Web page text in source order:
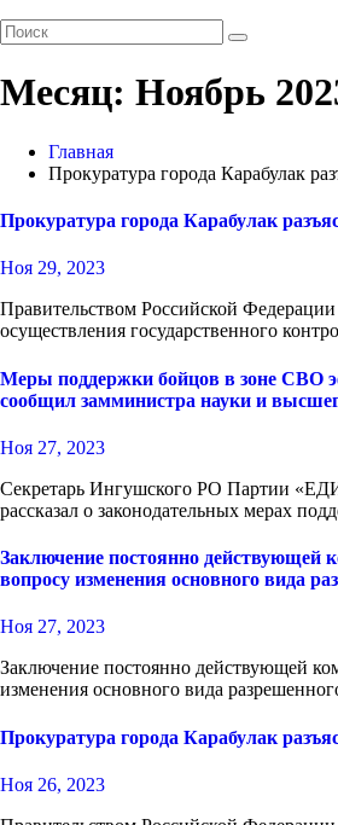
Месяц: Ноябрь
Главная
Прокуратура города Карабулак
Прокуратура города Карабулак
Ноя 29, 2023
Правительством Российской
осуществления государственного
Меры поддержки бойцов в зоне СВО
сообщил замминистра науки и
Ноя 27, 2023
Секретарь Ингушского РО Партии
рассказал о законодательных мерах
Заключение постоянно действующей
вопросу изменения основного вида
Ноя 27, 2023
Заключение постоянно действующей
изменения основного вида
Прокуратура города Карабулак
Ноя 26, 2023